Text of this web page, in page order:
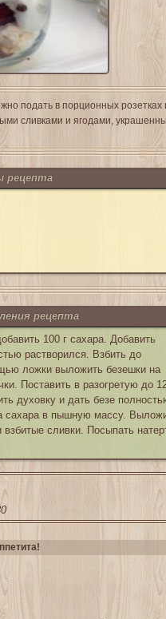
подать в порционных розетках
сливками и ягодами,
рецепта
рецепта
100 г сахара. Добавить
растворился. Взбить до
ложки выложить безешки на
Поставить в разогретую до
духовку и дать безе
сахара в пышную массу.
сливки. Посыпать